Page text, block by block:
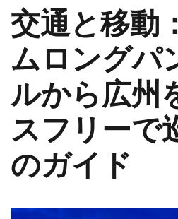
交通と移動
ムロングパ
ルから広州
スフリーで
のガイド